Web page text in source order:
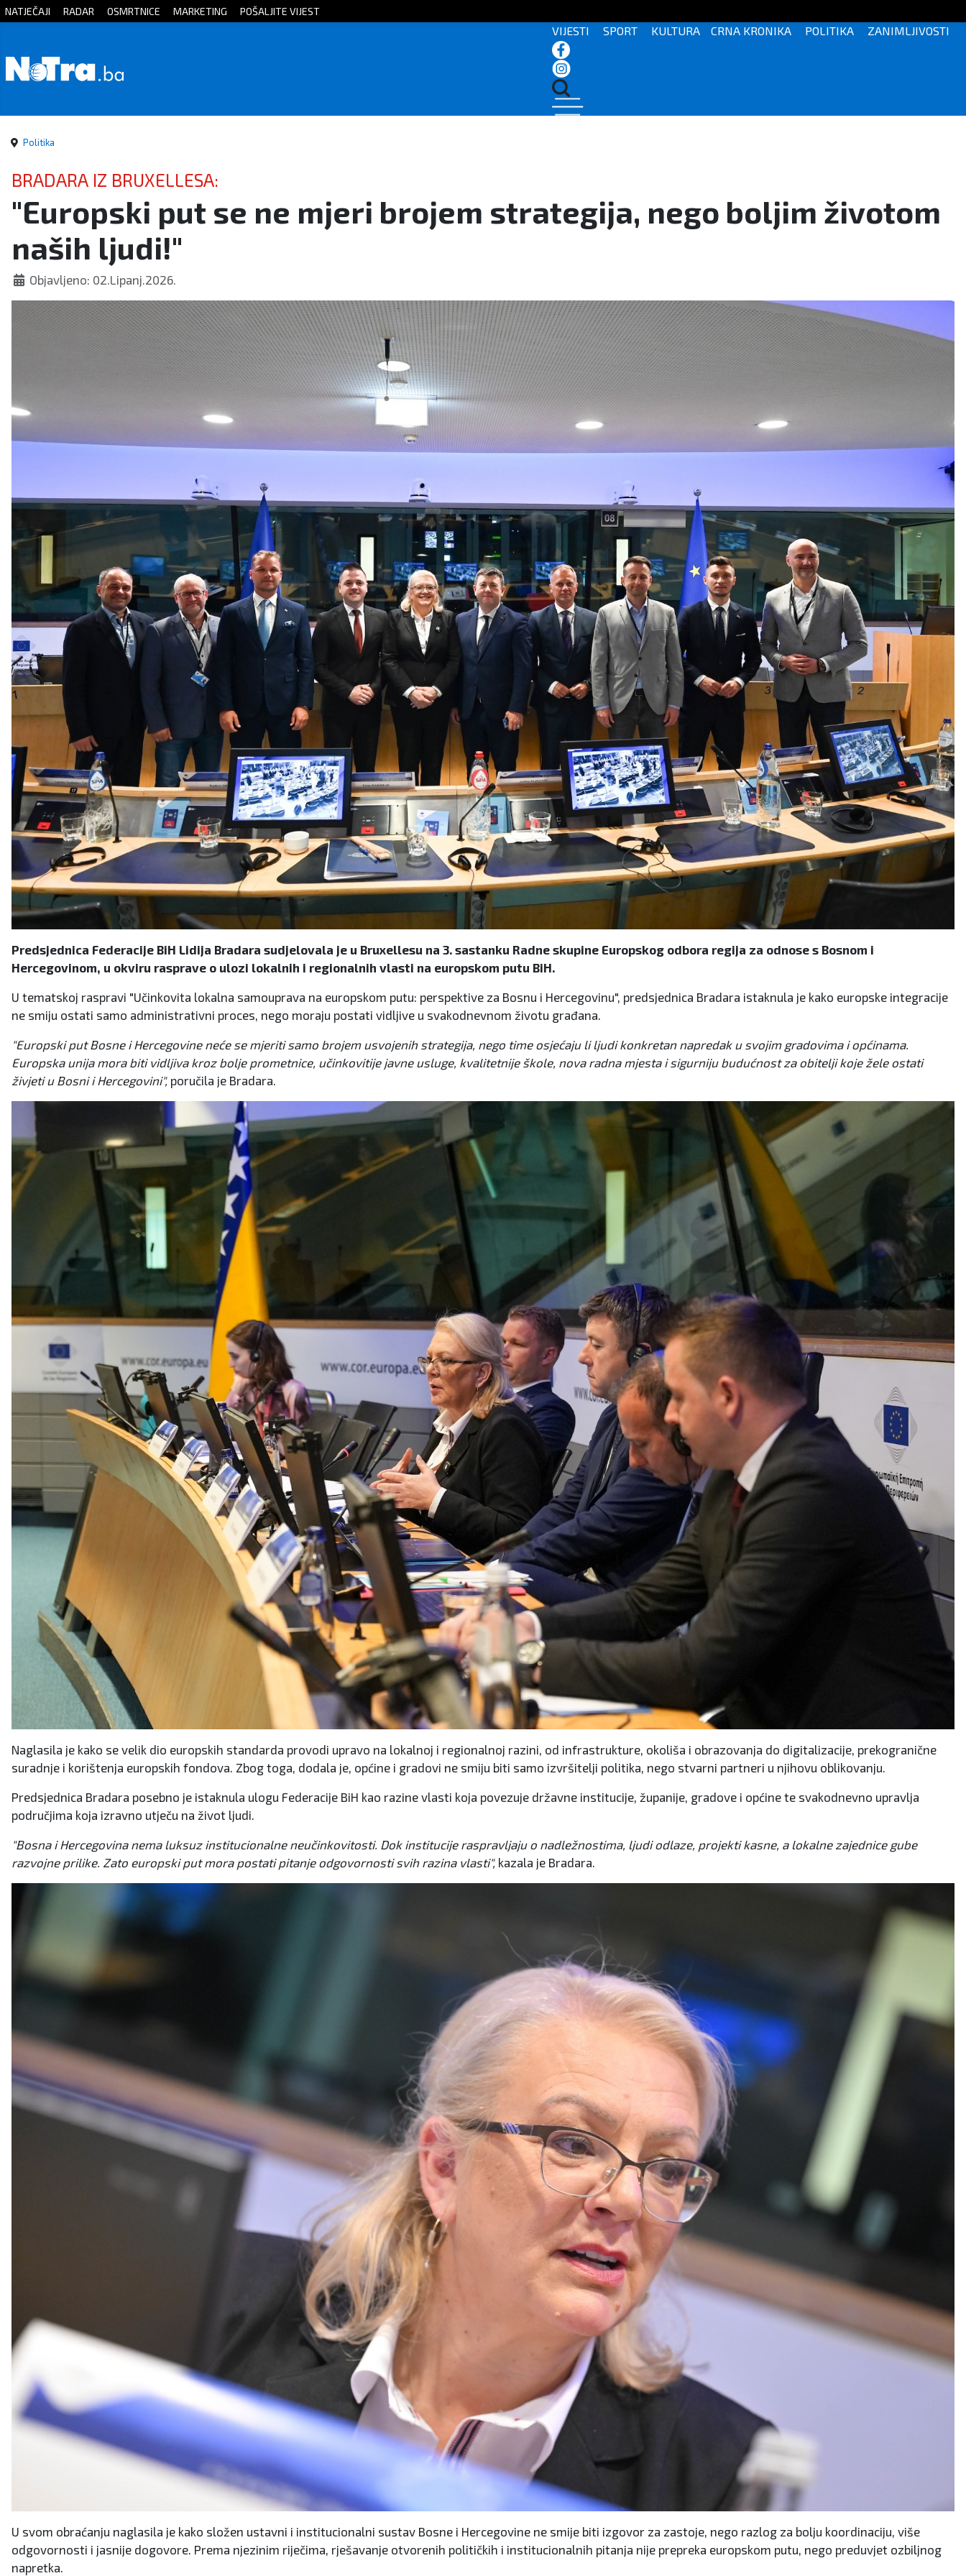
Početna
Sport
Kultura
Crna
kronika
Politika
Zanimljivosti
NATJEČAJI RADAR OSMRTNICE MARKETING POŠALJITE VIJEST
VIJESTI SPORT KULTURA CRNA KRONIKA POLITIKA ZANIMLJIVOSTI
Politika
BRADARA IZ BRUXELLESA:
"Europski put se ne mjeri brojem strategija, nego boljim životom
naših ljudi!"
Objavljeno: 02.Lipanj.2026.
Predsjednica Federacije BiH Lidija Bradara sudjelovala je u Bruxellesu na 3. sastanku Radne skupine Europskog odbora regija za odnose s Bosnom i
Hercegovinom, u okviru rasprave o ulozi lokalnih i regionalnih vlasti na europskom putu BiH.
U tematskoj raspravi "Učinkovita lokalna samouprava na europskom putu: perspektive za Bosnu i Hercegovinu", predsjednica Bradara istaknula je kako europske integracije
ne smiju ostati samo administrativni proces, nego moraju postati vidljive u svakodnevnom životu građana.
"Europski put Bosne i Hercegovine neće se mjeriti samo brojem usvojenih strategija, nego time osjećaju li ljudi konkretan napredak u svojim gradovima i općinama.
Europska unija mora biti vidljiva kroz bolje prometnice, učinkovitije javne usluge, kvalitetnije škole, nova radna mjesta i sigurniju budućnost za obitelji koje žele ostati
živjeti u Bosni i Hercegovini", poručila je Bradara.
Naglasila je kako se velik dio europskih standarda provodi upravo na lokalnoj i regionalnoj razini, od infrastrukture, okoliša i obrazovanja do digitalizacije, prekogranične
suradnje i korištenja europskih fondova. Zbog toga, dodala je, općine i gradovi ne smiju biti samo izvršitelji politika, nego stvarni partneri u njihovu oblikovanju.
Predsjednica Bradara posebno je istaknula ulogu Federacije BiH kao razine vlasti koja povezuje državne institucije, županije, gradove i općine te svakodnevno upravlja
područjima koja izravno utječu na život ljudi.
"Bosna i Hercegovina nema luksuz institucionalne neučinkovitosti. Dok institucije raspravljaju o nadležnostima, ljudi odlaze, projekti kasne, a lokalne zajednice gube
razvojne prilike. Zato europski put mora postati pitanje odgovornosti svih razina vlasti", kazala je Bradara.
U svom obraćanju naglasila je kako složen ustavni i institucionalni sustav Bosne i Hercegovine ne smije biti izgovor za zastoje, nego razlog za bolju koordinaciju, više
odgovornosti i jasnije dogovore. Prema njezinim riječima, rješavanje otvorenih političkih i institucionalnih pitanja nije prepreka europskom putu, nego preduvjet ozbiljnog
napretka.